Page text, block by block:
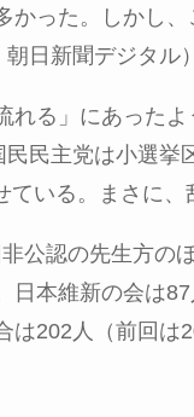
かった。しかし
日新聞デジタル
る」にあったよ
民主党は小選挙
ている。まさに、
公認の先生方の
日本維新の会は87
は202 人（前回は